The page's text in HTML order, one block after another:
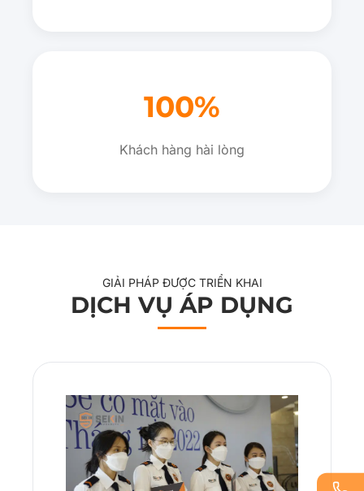
100%
Khách hàng hài lòng
GIẢI PHÁP ĐƯỢC TRIỂN KHAI
DỊCH VỤ ÁP DỤNG